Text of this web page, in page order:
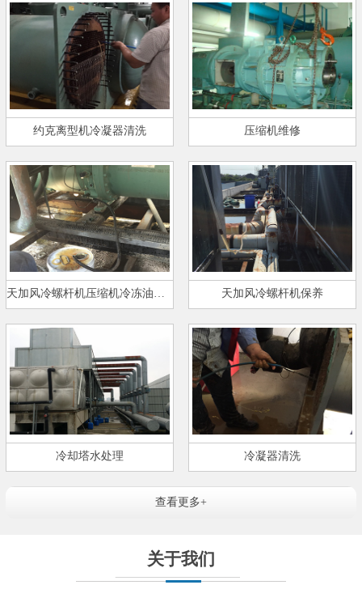
约克离型机冷凝器清洗 压缩机维修
天加风冷螺杆机保养
冷却塔水处理 冷凝器清洗
查看更多+
关于我们